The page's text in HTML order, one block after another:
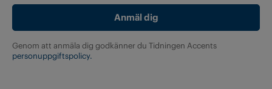
Genom att anmäla dig godkänner du Tidningen Accents
personuppgiftspolicy.